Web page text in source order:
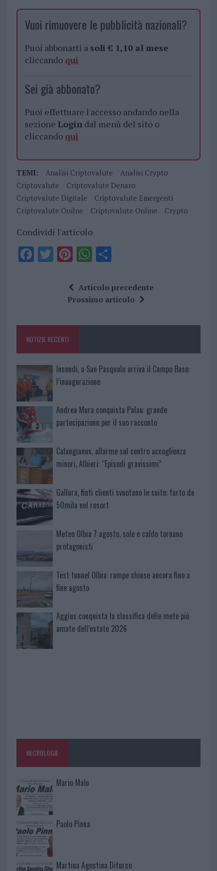
Vuoi rimuovere le pubblicità nazionali?
Puoi abbonarti a soli € 1,10 al mese
cliccando qui
Sei già abbonato?
Puoi effettuare l'accesso andando nella
sezione Logindal menù del sito o
cliccando qui
TEMI: Analisi Criptovalute
Analisi Crypto
Criptovalute
Criptovalute Denaro
Criptovalute Digitale
Criptovalute Emergenti
Criptovalute Onilne
Criptovalute Online Crypto
Condividi l'articolo
F
o
k
T Pi
te
re
W
at
s
p
S
a
re
Articolo precedente
Prossimo articolo
NOTIZIE RECENTI
Incendi, a San Pasquale arriva il Campo Base:
l’inaugurazione
Andrea Mura conquista Palau: grande
partecipazione per il suo racconto
Calangianus, allarme sul centro accoglienza
minori, Albieri: “Episodi gravissimi”
Gallura, finti clienti svuotano le suite: furto da
50mila nel resort
Meteo Olbia 7 agosto, sole e caldo tornano
protagonisti
Test tunnel Olbia: rampe chiuse ancora fino a
fine agosto
Aggius conquista la classifica delle mete più
amate dell’estate 2026
NECROLOGIE
Mario Malu
Paolo Pinna
Martina Agostina Diturco